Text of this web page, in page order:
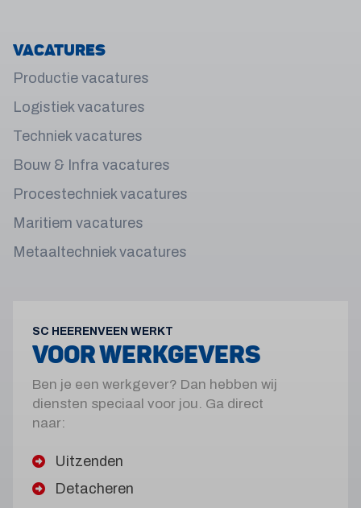
Vacatures
Productie vacatures
Logistiek vacatures
Techniek vacatures
Bouw & Infra vacatures
Procestechniek vacatures
Maritiem vacatures
Metaaltechniek vacatures
SC HEERENVEEN WERKT
VOOR WERKGEVERS
Ben je een werkgever? Dan hebben wij
diensten speciaal voor jou. Ga direct
naar:
Uitzenden
Detacheren